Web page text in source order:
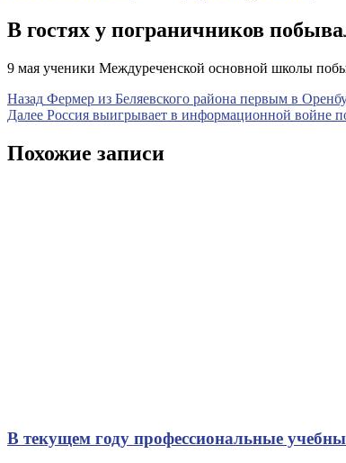
В гостях у пограничников
9 мая ученики Междуреченской основной школы
Навигация
по
записям
Назад Предыдущая
запись
Фермер из Беляевского района первым в
Далее Следующая
Россия выигрывает в информационной войне
Похожие записи
В текущем году профессиональные